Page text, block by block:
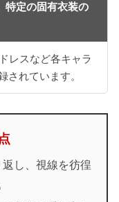
特定の固有衣装の
レスなど各キャラ
されています。
し、視線を彷徨